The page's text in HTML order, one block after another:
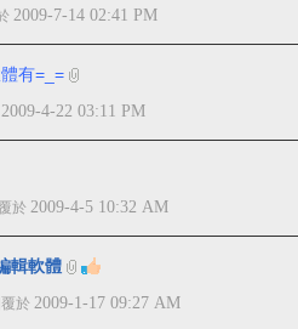
2009-7-14 02:41 PM
有=_=
2009-4-22 03:11 PM
於 2009-4-5 10:32 AM
輯軟體
於 2009-1-17 09:27 AM